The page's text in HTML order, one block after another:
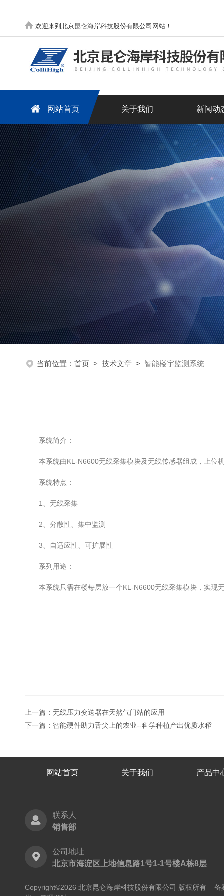
欢迎来到北京昆仑海岸科技股份有限公司网站！
网站首页 关于我们 新闻动
当前位置： 首页 > 技术文章 > 智能楼宇监测系统
系统简介：
本系统由KL-N6600无线采集模块及无线传感器组成，上位
系统特点：
1、无线采集
2、分散性、集中监测
3、自适应性、可扩展性
系列用途：
本系统只需在楼每层放一个KL-N6600无线采集模块，实现无
上一篇： 无线压力变送器在天然气门站的应用
下一篇： 智能硬件助力舌尖上的农业--科学种植产出优质水稻
网站首页 关于我们 产品中
联系人
销售部
公司地址
北京市海淀区上地信息路1号1-1号楼A栋8层
Copyright©2026 北京昆仑海岸科技股份有限公司 版权所有 备